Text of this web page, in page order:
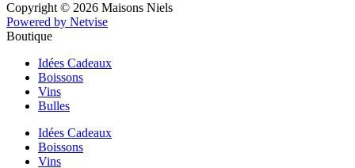
Copyright © 2026 Maisons Niels
Powered by Netvise
Boutique
Idées Cadeaux
Boissons
Vins
Bulles
Idées Cadeaux
Boissons
Vins